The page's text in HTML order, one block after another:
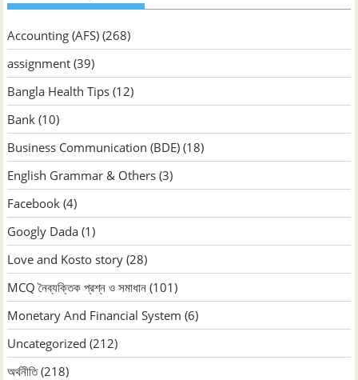
Accounting (AFS) (268)
assignment (39)
Bangla Health Tips (12)
Bank (10)
Business Communication (BDE) (18)
English Grammar & Others (3)
Facebook (4)
Googly Dada (1)
Love and Kosto story (28)
MCQ নৈব্যক্তিক প্রশ্ন ও সমাধান (101)
Monetary And Financial System (6)
Uncategorized (212)
অর্থনীতি(218)